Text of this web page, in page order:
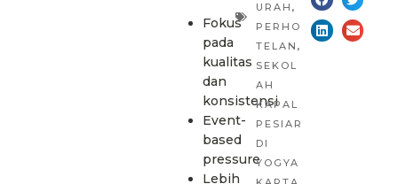
Fokus
pada
kualitas
dan
konsistensi
Event-
based
pressure
Lebih
URAH ,
PERHO
TELAN ,
SEKOL
AH
KAPAL
PESIAR
DI
YOGYA